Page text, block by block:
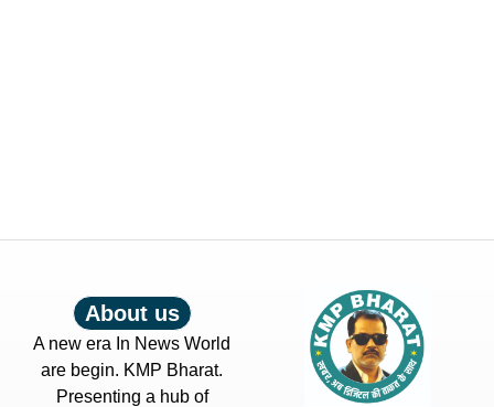
About us
A new era In News World
are begin. KMP Bharat.
Presenting a hub of